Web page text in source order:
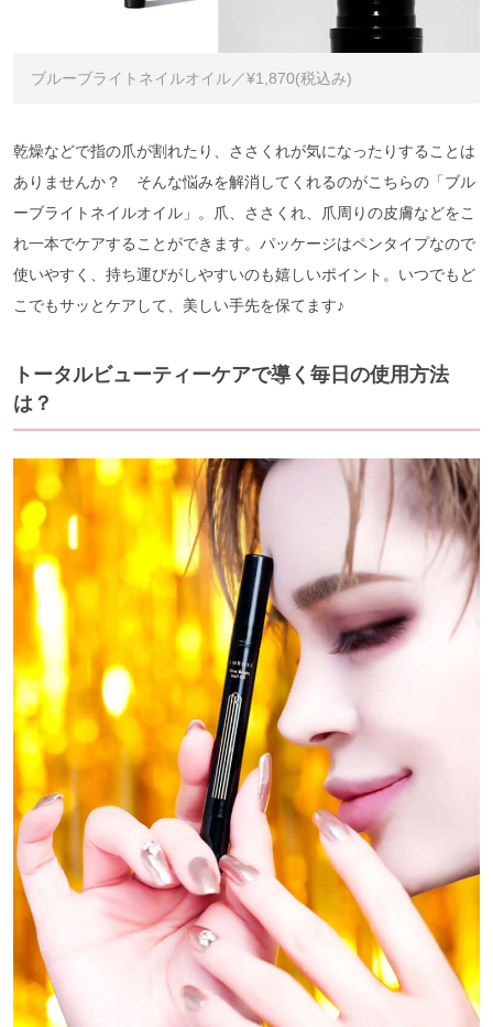
ブルーブライトネイルオイル／¥1,870(税込み)
乾燥などで指の爪が割れたり、ささくれが気になったりすることは
ありませんか？ そんな悩みを解消してくれるのがこちらの「ブル
ーブライトネイルオイル」。爪、ささくれ、爪周りの皮膚などをこ
れ一本でケアすることができます。パッケージはペンタイプなので
使いやすく、持ち運びがしやすいのも嬉しいポイント。いつでもど
こでもサッとケアして、美しい手先を保てます♪
トータルビューティーケアで導く毎日の使用方法
は？